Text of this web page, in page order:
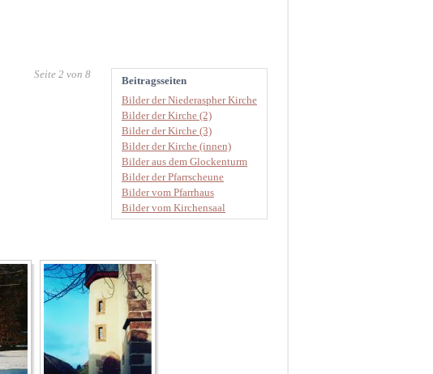
Beitragsseiten
Bilder der Niederaspher Kirche
Bilder der Kirche (2)
Bilder der Kirche (3)
Bilder der Kirche (innen)
Bilder aus dem Glockenturm
Bilder der Pfarrscheune
Bilder vom Pfarrhaus
Bilder vom Kirchensaal
Seite 2 von 8